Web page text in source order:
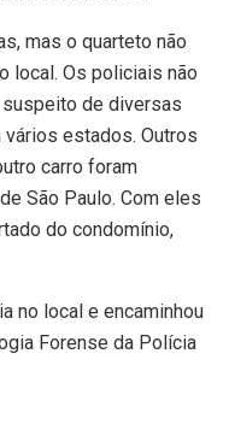
mas o quarteto não
local. Os policiais não
suspeito de diversas
estados. Outros
carro foram
São Paulo. Com eles
do condomínio,
no local e encaminhou
Forense da Polícia